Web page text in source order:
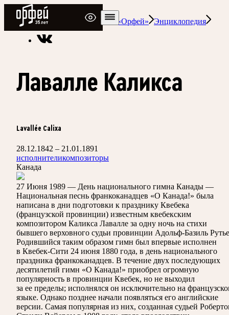
Радио Орфей
Радио классической музыки «Орфей»
Энциклопедия
Лавалле Каликса
Lavallée Calixa
28.12.1842 – 21.01.1891
исполнителикомпозиторы
Канада
27 Июня 1989 — День национального гимна Канады —
Национальная песнь франкоканадцев «О Канада!» была
написана в дни подготовки к празднику Квебека
(французской провинции) известным квебекским
композитором Каликса Лавалле за одну ночь на стихи
бывшего верховного судьи провинции Адольф-Базиль
Родившийся таким образом гимн был впервые исполнен
в Квебек-Сити 24 июня 1880 года, в день национального
праздника франкоканадцев. В течение двух последующих
десятилетий гимн «О Канада!» приобрел огромную
популярность в провинции Квебек, но не выходил
за ее пределы; исполнялся он исключительно на
языке. Однако позднее начали появляться его английские
версии. Самая популярная из них, созданная судьей